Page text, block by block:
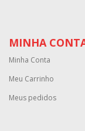
MINHA
Minha Conta
Meu Carrinho
Meus pedidos